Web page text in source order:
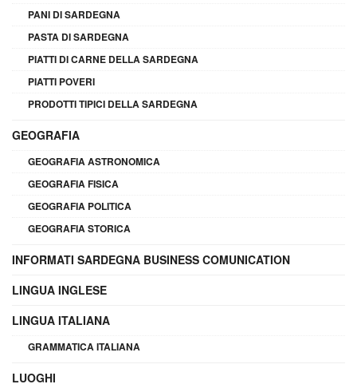
PANI DI SARDEGNA
PASTA DI SARDEGNA
PIATTI DI CARNE DELLA SARDEGNA
PIATTI POVERI
PRODOTTI TIPICI DELLA SARDEGNA
GEOGRAFIA
GEOGRAFIA ASTRONOMICA
GEOGRAFIA FISICA
GEOGRAFIA POLITICA
GEOGRAFIA STORICA
INFORMATI SARDEGNA BUSINESS COMUNICATION
LINGUA INGLESE
LINGUA ITALIANA
GRAMMATICA ITALIANA
LUOGHI